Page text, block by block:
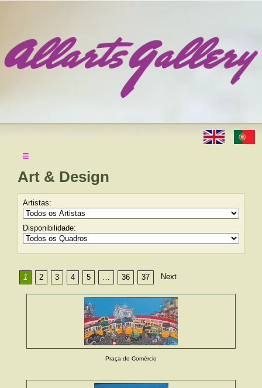
≡
Art & Design
Artistas:
Disponibilidade:
1 2 3 4 5 … 36 37 Next
Praça do Comércio